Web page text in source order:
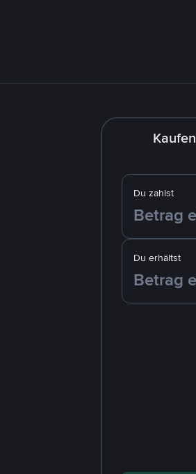
Kaufen
Du zahlst
Du erhältst